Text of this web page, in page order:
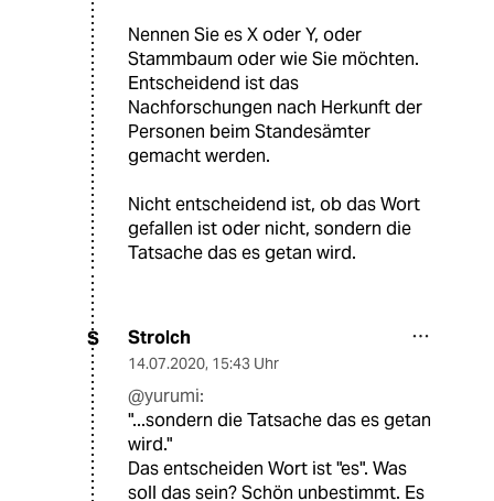
Nennen Sie es X oder Y, oder
Stammbaum oder wie Sie möchten.
Entscheidend ist das
Nachforschungen nach Herkunft der
Personen beim Standesämter
gemacht werden.
Nicht entscheidend ist, ob das Wort
gefallen ist oder nicht, sondern die
Tatsache das es getan wird.
S Strolch
14.07.2020, 15:43 Uhr
@yurumi:
"...sondern die Tatsache das es getan
wird."
Das entscheiden Wort ist "es". Was
soll das sein? Schön unbestimmt. Es